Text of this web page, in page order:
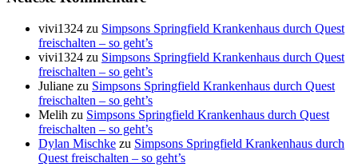
vivi1324 zu Simpsons Springfield Krankenhaus durch Quest
freischalten – so geht’s
vivi1324 zu Simpsons Springfield Krankenhaus durch Quest
freischalten – so geht’s
Juliane zu Simpsons Springfield Krankenhaus durch Quest
freischalten – so geht’s
Melih zu Simpsons Springfield Krankenhaus durch Quest
freischalten – so geht’s
Dylan Mischke zu Simpsons Springfield Krankenhaus durch
Quest freischalten – so geht’s